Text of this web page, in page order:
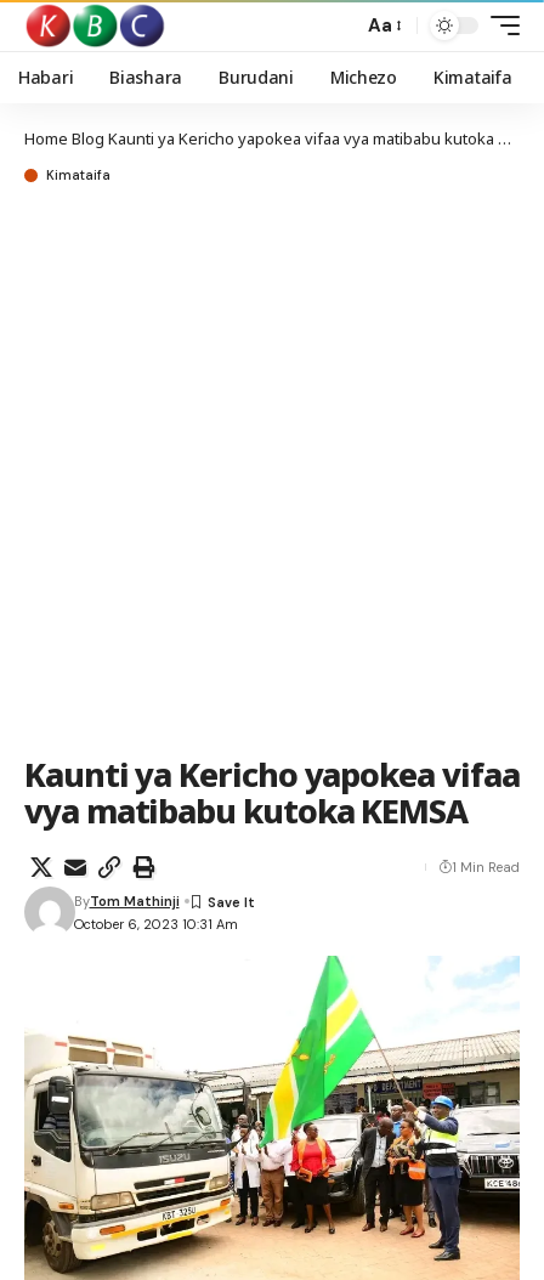
Aa
Habari Biashara Burudani Michezo Kimataifa
Home Blog Kaunti ya Kericho yapokea vifaa vya matibabu kutoka KEMSA
Kimataifa
Kaunti ya Kericho yapokea vifaa
vya matibabu kutoka KEMSA
October 6, 2023 10:31 Am
ByTom Mathinji
1 Min Read